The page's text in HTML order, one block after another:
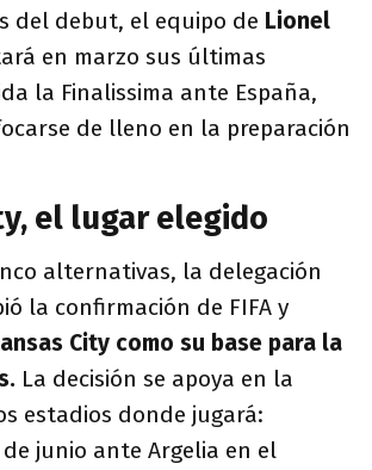
del debut, el equipo de Lionel
en marzo sus últimas
la Finalissima ante España,
de lleno en la preparación
el lugar elegido
alternativas, la delegación
la confirmación de FIFA y
City como su base para la
La decisión se apoya en la
estadios donde jugará:
junio ante Argelia en el